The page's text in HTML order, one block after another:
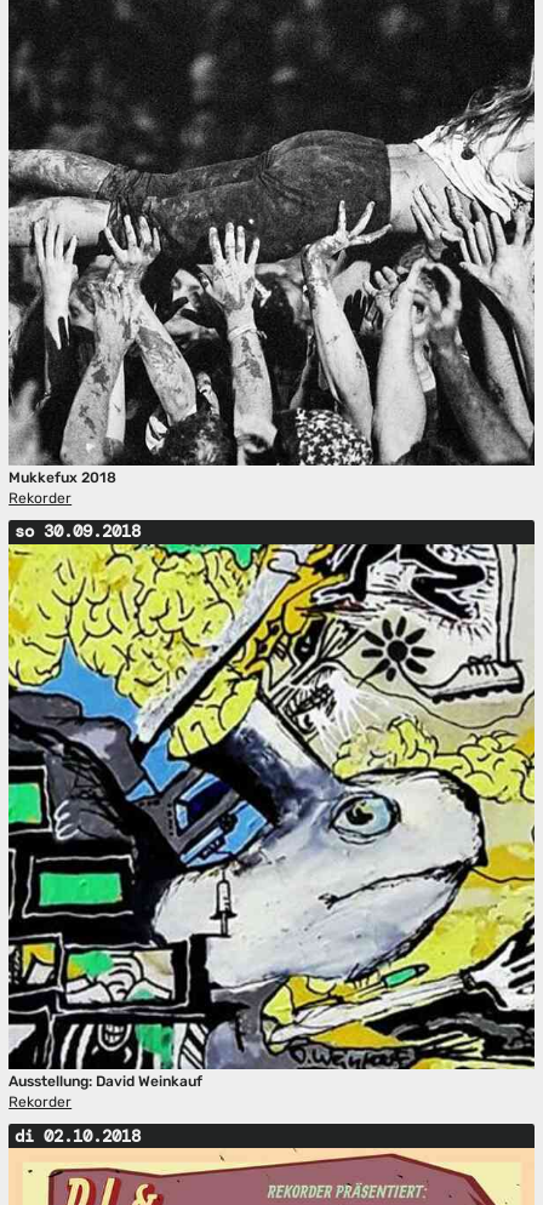
Mukkefux 2018
Rekorder
so 30.09.2018
Ausstellung: David Weinkauf
Rekorder
di 02.10.2018